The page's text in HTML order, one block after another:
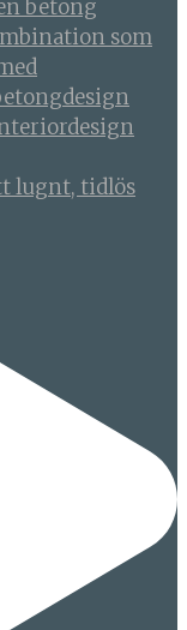
lugnt, tidlös